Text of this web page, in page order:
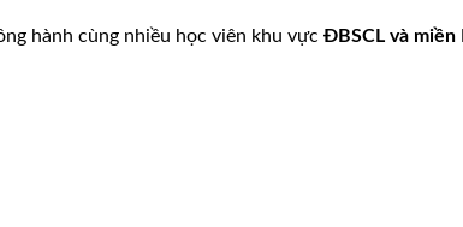
hành cùng nhiều học viên khu vực ĐBSCL và miền